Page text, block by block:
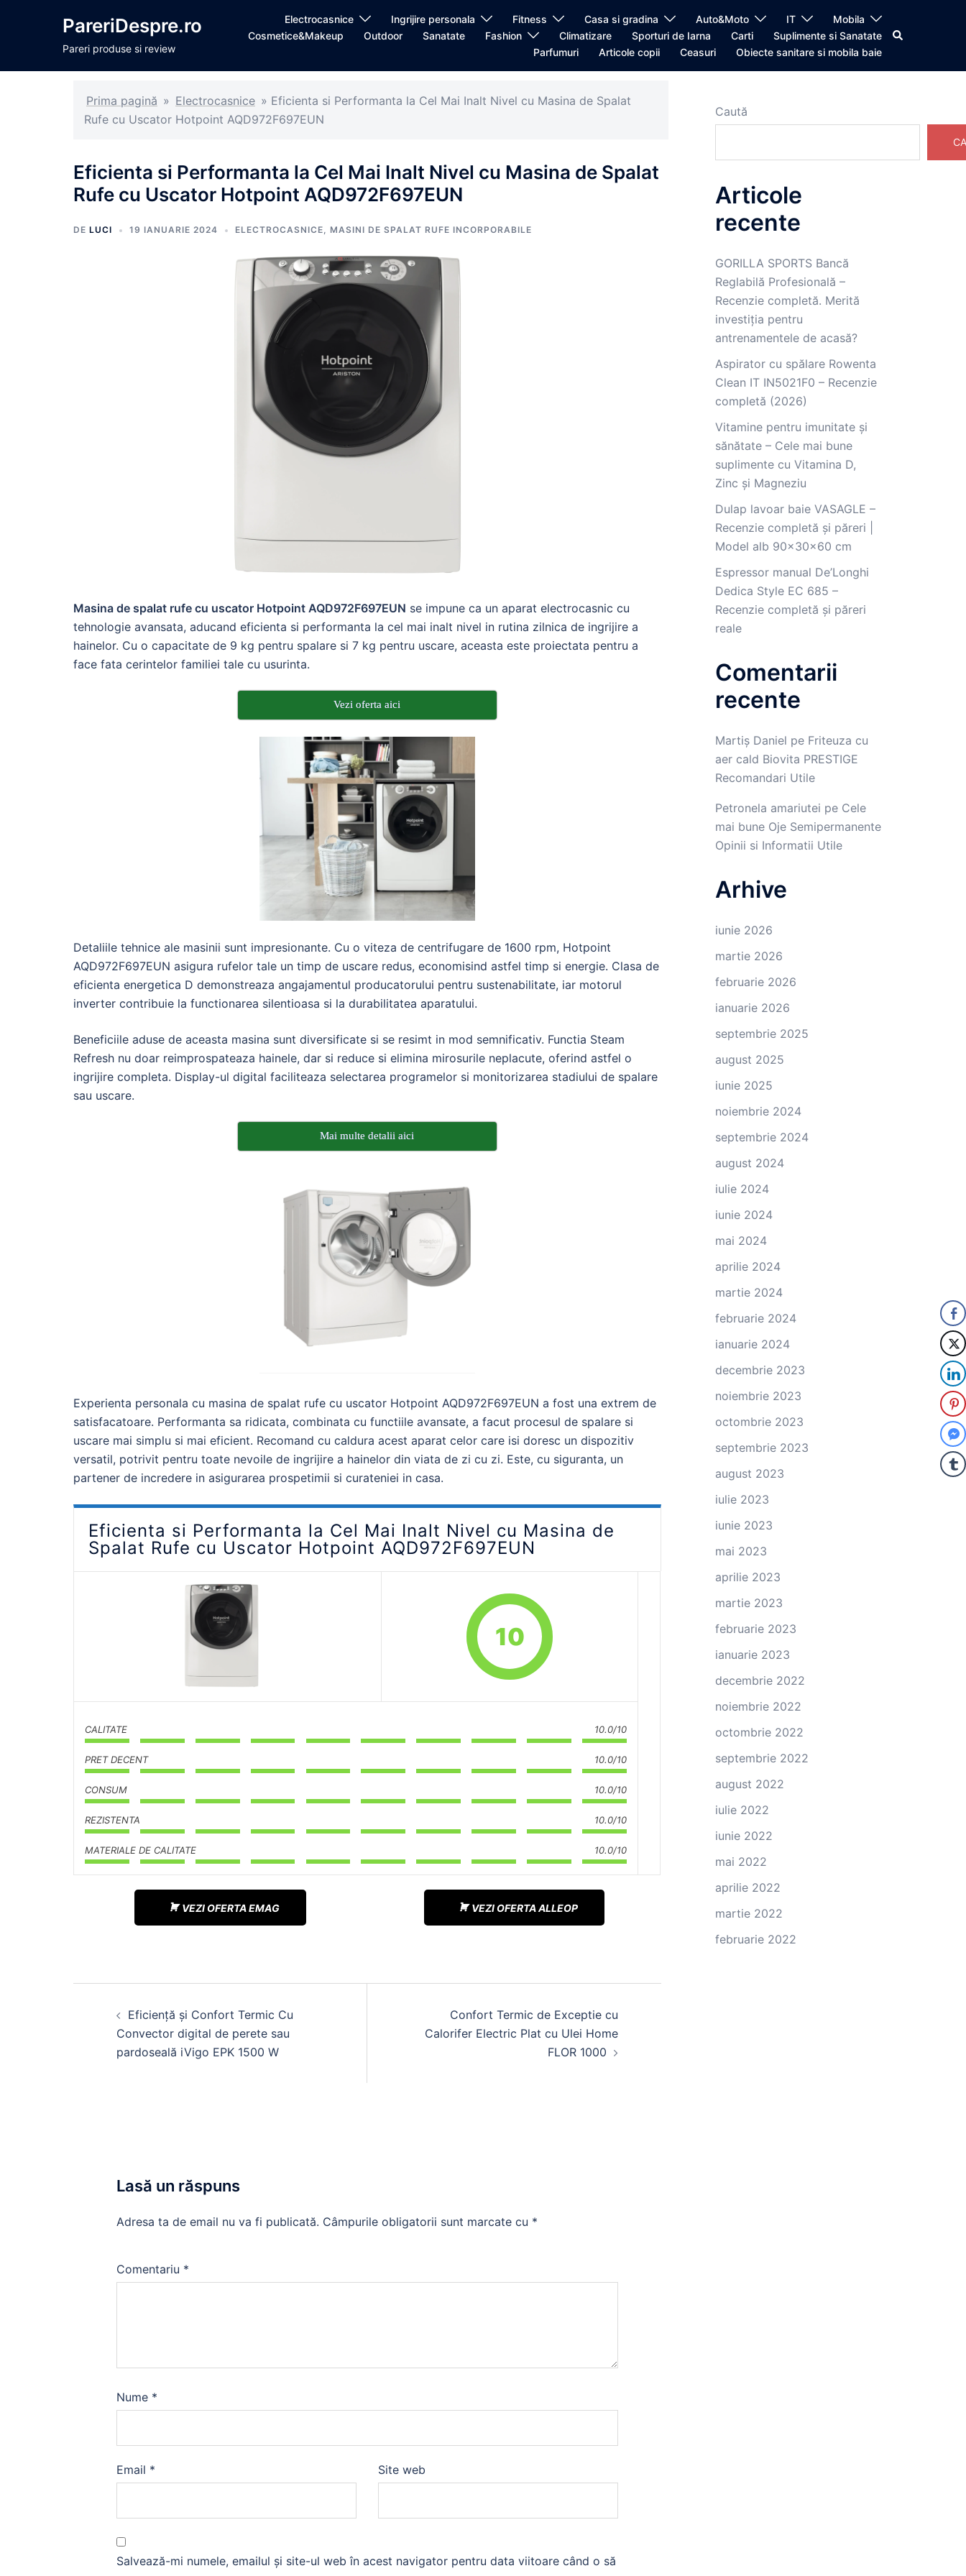
PareriDespre.ro
Pareri produse si review
Electrocasnice Ingrijire personala Fitness Casa si gradina Auto&Moto IT
Mobila
Cosmetice&Makeup
Outdoor Sanatate Fashion Climatizare Sporturi de Iarna Carti
Suplimente si Sanatate
Parfumuri
Articole copii Ceasuri Obiecte sanitare si mobila baie
Caută
Prima pagină » Electrocasnice » Eficienta si Performanta la Cel Mai Inalt Nivel cu Masina de Spalat
Rufe cu Uscator Hotpoint AQD972F697EUN
Eficienta si Performanta la Cel Mai Inalt Nivel cu Masina de Spalat
Rufe cu Uscator Hotpoint AQD972F697EUN
DE LUCI 19 IANUARIE 2024 ELECTROCASNICE, MASINI DE SPALAT RUFE INCORPORABILE
Masina de spalat rufe cu uscator Hotpoint AQD972F697EUN se impune ca un aparat electrocasnic cu
tehnologie avansata, aducand eficienta si performanta la cel mai inalt nivel in rutina zilnica de ingrijire a
hainelor. Cu o capacitate de 9 kg pentru spalare si 7 kg pentru uscare, aceasta este proiectata pentru a
face fata cerintelor familiei tale cu usurinta.
Vezi oferta aici
Detaliile tehnice ale masinii sunt impresionante. Cu o viteza de centrifugare de 1600 rpm, Hotpoint
AQD972F697EUN asigura rufelor tale un timp de uscare redus, economisind astfel timp si energie. Clasa de
eficienta energetica D demonstreaza angajamentul producatorului pentru sustenabilitate, iar motorul
inverter contribuie la functionarea silentioasa si la durabilitatea aparatului.
Beneficiile aduse de aceasta masina sunt diversificate si se resimt in mod semnificativ. Functia Steam
Refresh nu doar reimprospateaza hainele, dar si reduce si elimina mirosurile neplacute, oferind astfel o
ingrijire completa. Display-ul digital faciliteaza selectarea programelor si monitorizarea stadiului de spalare
sau uscare.
Mai multe detalii aici
Experienta personala cu masina de spalat rufe cu uscator Hotpoint AQD972F697EUN a fost una extrem de
satisfacatoare. Performanta sa ridicata, combinata cu functiile avansate, a facut procesul de spalare si
uscare mai simplu si mai eficient. Recomand cu caldura acest aparat celor care isi doresc un dispozitiv
versatil, potrivit pentru toate nevoile de ingrijire a hainelor din viata de zi cu zi. Este, cu siguranta, un
partener de incredere in asigurarea prospetimii si curateniei in casa.
Eficienta si Performanta la Cel Mai Inalt Nivel cu Masina de
Spalat Rufe cu Uscator Hotpoint AQD972F697EUN
10
CALITATE 10.0/10
PRET DECENT 10.0/10
CONSUM 10.0/10
REZISTENTA 10.0/10
MATERIALE DE CALITATE 10.0/10
VEZI OFERTA EMAG VEZI OFERTA ALLEOP
articole
Eficiență și Confort Termic Cu
Convector digital de perete sau
pardoseală iVigo EPK 1500 W
Confort Termic de Exceptie cu
Calorifer Electric Plat cu Ulei Home
FLOR 1000
Lasă un răspuns
Adresa ta de email nu va fi publicată. Câmpurile obligatorii sunt marcate cu *
Comentariu *
Nume *
Email * Site web
Salvează-mi numele, emailul și site-ul web în acest navigator pentru data viitoare când o să
Caută
Articole
recente
GORILLA SPORTS Bancă
Reglabilă Profesională –
Recenzie completă. Merită
investiția pentru
antrenamentele de acasă?
Aspirator cu spălare Rowenta
Clean IT IN5021F0 – Recenzie
completă (2026)
Vitamine pentru imunitate și
sănătate – Cele mai bune
suplimente cu Vitamina D,
Zinc și Magneziu
Dulap lavoar baie VASAGLE –
Recenzie completă și păreri |
Model alb 90x30x60 cm
Espressor manual De’Longhi
Dedica Style EC 685 –
Recenzie completă și păreri
reale
Comentarii
recente
Martiș Daniel pe Friteuza cu
aer cald Biovita PRESTIGE
Recomandari Utile
Petronela amariutei pe Cele
mai bune Oje Semipermanente
Opinii si Informatii Utile
Arhive
iunie 2026
martie 2026
februarie 2026
ianuarie 2026
septembrie 2025
august 2025
iunie 2025
noiembrie 2024
septembrie 2024
august 2024
iulie 2024
iunie 2024
mai 2024
aprilie 2024
martie 2024
februarie 2024
ianuarie 2024
decembrie 2023
noiembrie 2023
octombrie 2023
septembrie 2023
august 2023
iulie 2023
iunie 2023
mai 2023
aprilie 2023
martie 2023
februarie 2023
ianuarie 2023
decembrie 2022
noiembrie 2022
octombrie 2022
septembrie 2022
august 2022
iulie 2022
iunie 2022
mai 2022
aprilie 2022
martie 2022
februarie 2022